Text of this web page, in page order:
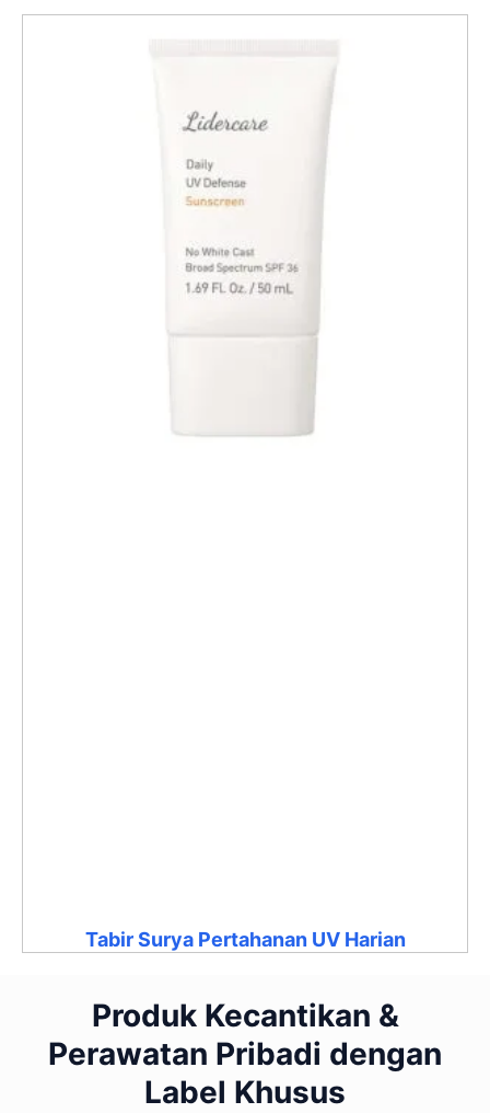
Tabir Surya Pertahanan UV Harian
Produk Kecantikan &
Perawatan Pribadi dengan
Label Khusus